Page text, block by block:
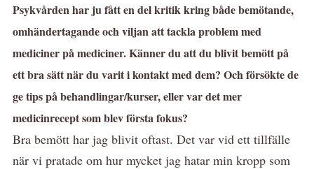
Psykvården har ju fått en del kritik kring både bemötande,
omhändertagande och viljan att tackla problem med
mediciner på mediciner. Känner du att du blivit bemött på
ett bra sätt när du varit i kontakt med dem? Och försökte de
ge tips på behandlingar/kurser, eller var det mer
medicinrecept som blev första fokus?
Bra bemött har jag blivit oftast. Det var vid ett tillfälle
när vi pratade om hur mycket jag hatar min kropp som